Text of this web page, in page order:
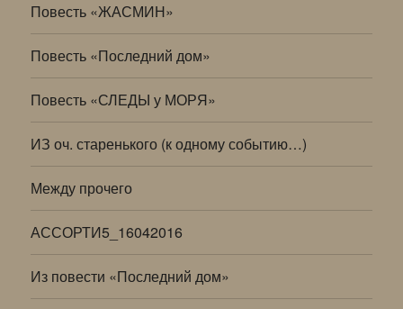
Повесть «ЖАСМИН»
Повесть «Последний дом»
Повесть «СЛЕДЫ у МОРЯ»
ИЗ оч. старенького (к одному событию…)
Между прочего
АССОРТИ5_16042016
Из повести «Последний дом»